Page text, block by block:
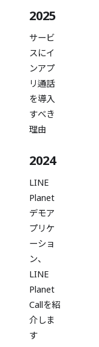
2025
サービ
スにイ
ンアプ
リ通話
を導入
すべき
理由
2024
LINE
Planet
デモア
プリケ
ーショ
ン、
LINE
Planet
Callを紹
介しま
す